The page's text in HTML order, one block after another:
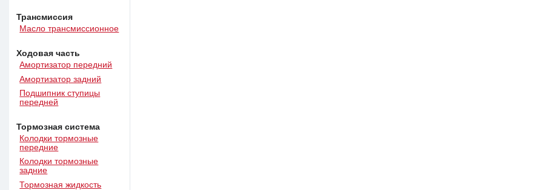
Трансмиссия
Масло трансмиссионное
Ходовая часть
Амортизатор передний
Амортизатор задний
Подшипник ступицы
передней
Тормозная система
Колодки тормозные
передние
Колодки тормозные
задние
Тормозная жидкость